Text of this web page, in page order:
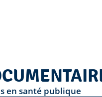
en santé publique